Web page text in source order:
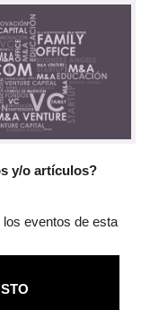
y/o artículos?
eventos de esta